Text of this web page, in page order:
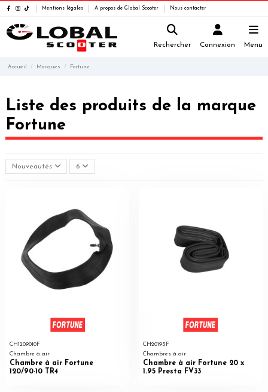
Mentions légales A propos de Global Scooter Nous contacter
Rechercher Connexion Menu
Accueil Marques Fortune
Liste des produits de la marque
Fortune
Nouveautés 6
CH1209010F
Chambre à air
Chambre à air Fortune
120/90-10 TR4
CH20195F
Chambres à air
Chambre à air Fortune 20 x
1.95 Presta FV33